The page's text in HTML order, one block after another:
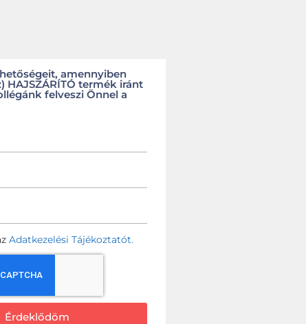
amennyiben
HAJSZÁRÍTÓ termék iránt
felveszi Önnel a
Adatkezelési Tájékoztatót.
Érdeklődöm